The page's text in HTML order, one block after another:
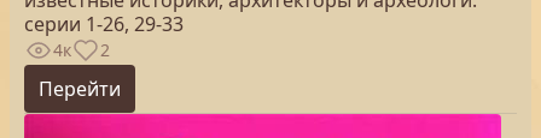
серии 1-26, 29-33
4к 2
Перейти